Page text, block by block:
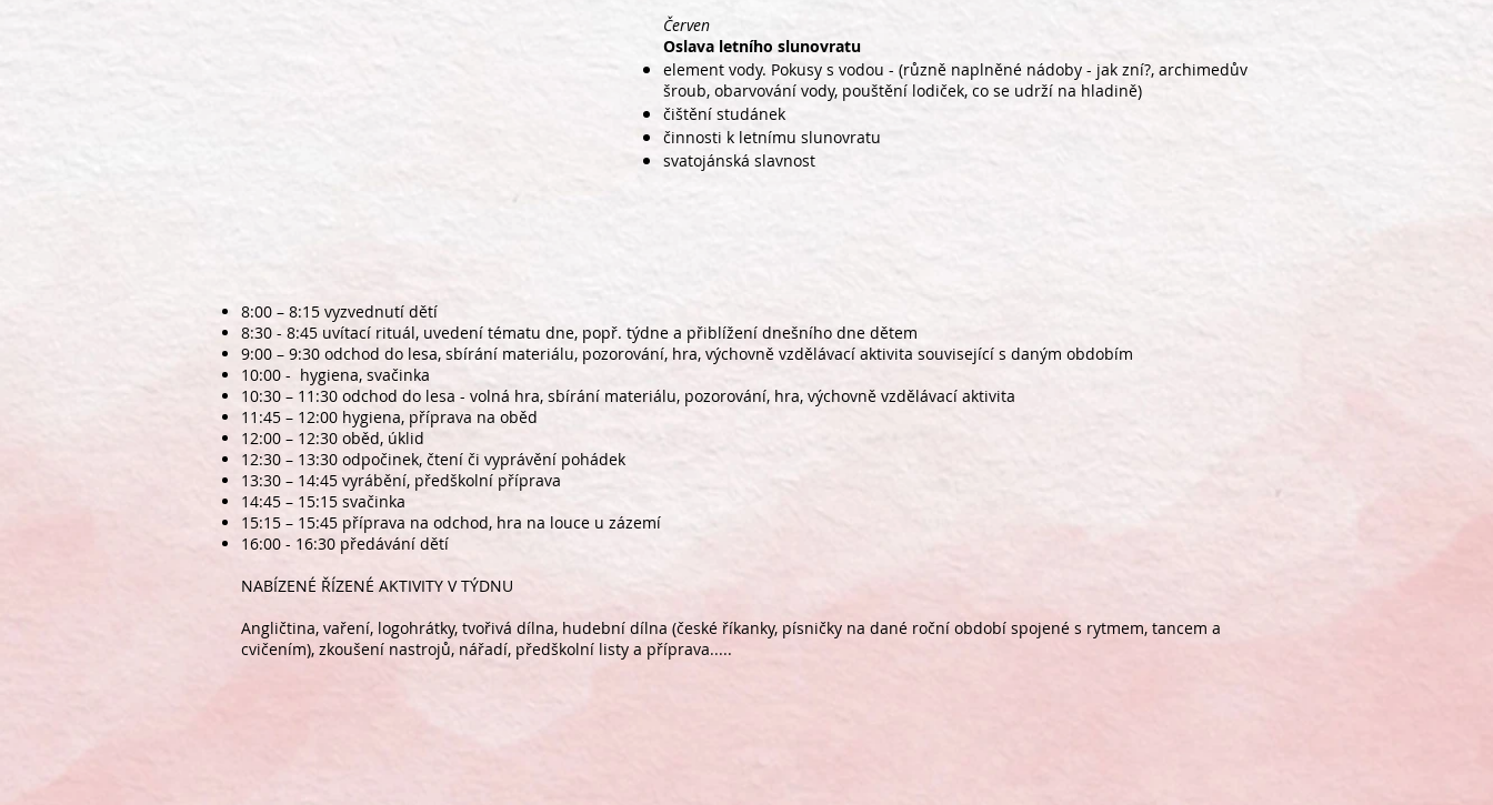
Červen
Oslava letního slunovratu
element vody. Pokusy s vodou - (různě naplněné nádoby - jak zní?, archimedův
šroub, obarvování vody, pouštění lodiček, co se udrží na hladině)
čištění studánek
činnosti k letnímu slunovratu
svatojánská slavnost
8:00 – 8:15 vyzvednutí dětí
8:30 - 8:45 uvítací rituál, uvedení tématu dne, popř. týdne a přiblížení dnešního dne dětem
9:00 – 9:30 odchod do lesa, sbírání materiálu, pozorování, hra, výchovně vzdělávací aktivita související s daným obdobím
10:00 - hygiena, svačinka
10:30 – 11:30 odchod do lesa - volná hra, sbírání materiálu, pozorování, hra, výchovně vzdělávací aktivita
11:45 – 12:00 hygiena, příprava na oběd
12:00 – 12:30 oběd, úklid
12:30 – 13:30 odpočinek, čtení či vyprávění pohádek
13:30 – 14:45 vyrábění, předškolní příprava
14:45 – 15:15 svačinka
15:15 – 15:45 příprava na odchod, hra na louce u zázemí
16:00 - 16:30 předávání dětí
NABÍZENÉ ŘÍZENÉ AKTIVITY V TÝDNU
Angličtina, vaření, logohrátky, tvořivá dílna, hudební dílna (české říkanky, písničky na dané roční období spojené s rytmem, tancem a
cvičením), zkoušení nastrojů, nářadí, předškolní listy a příprava.....